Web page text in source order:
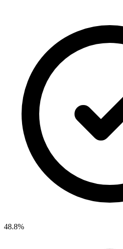
48.8%